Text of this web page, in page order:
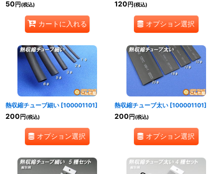
50円(税込)
カートに入れる
120円(税込)
オプション選択
熱収縮チューブ細い [100001101]
200円(税込)
オプション選択
熱収縮チューブ太い [100001101]
200円(税込)
オプション選択